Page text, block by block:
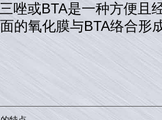
唑或BTA是一种方便
的氧化膜与BTA络合形